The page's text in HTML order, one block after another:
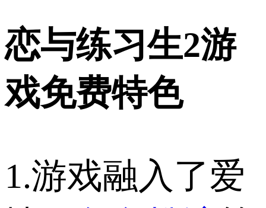
恋与练习生2游
戏免费特色
1.游戏融入了爱